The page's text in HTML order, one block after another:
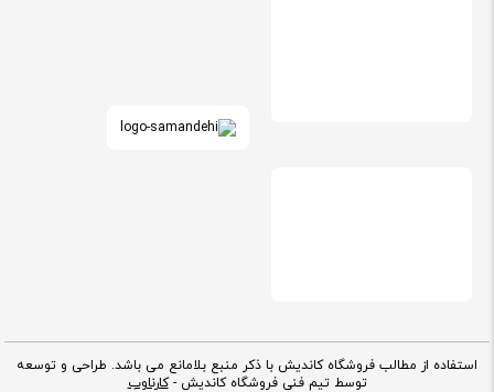
استفاده از مطالب فروشگاه کاندیش با ذکر منبع بلامانع می باشد. طراحی و توسعه
توسط تیم فنی فروشگاه کاندیش -کارناوب